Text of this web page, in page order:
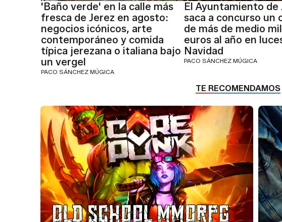
'Baño verde' en la calle más
fresca de Jerez en agosto:
negocios icónicos, arte
contemporáneo y comida
típica jerezana o italiana bajo
un vergel
PACO SÁNCHEZ MÚGICA
El Ayuntamiento de
saca a concurso un
de más de medio
euros al año en
Navidad
PACO SÁNCHEZ MÚGICA